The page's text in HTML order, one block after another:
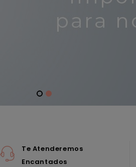
Te Atenderemos
Encantados